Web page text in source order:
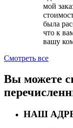
мой
была
что к
вашу
Смотреть все
Вы можете
НАШ